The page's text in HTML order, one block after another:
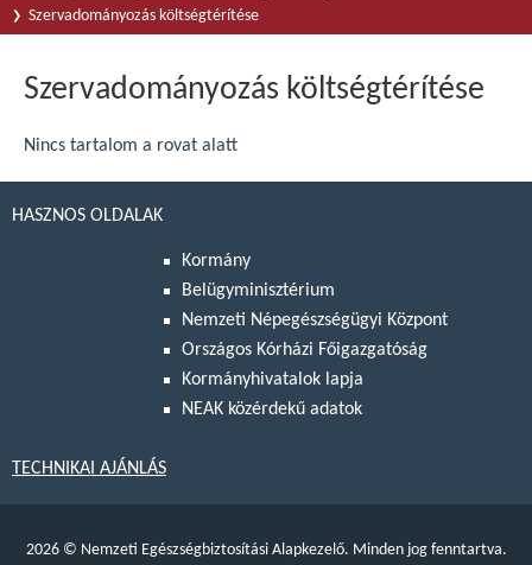
Szervadományozás költségtérítése
Szervadományozás költségtérítése
Nincs tartalom a rovat alatt
HASZNOS OLDALAK
Kormány
Belügyminisztérium
Nemzeti Népegészségügyi Központ
Országos Kórházi Főigazgatóság
Kormányhivatalok lapja
NEAK közérdekű adatok
TECHNIKAI AJÁNLÁS
2026 © Nemzeti Egészségbiztosítási Alapkezelő. Minden jog fenntartva.